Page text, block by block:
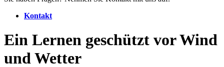
Kontakt
Ein Lernen geschützt vor Wind
und Wetter